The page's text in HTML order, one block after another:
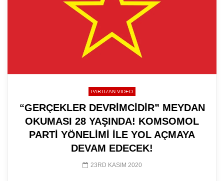
PARTIZAN VIDEO
“GERÇEKLER DEVRİMCİDİR” MEYDAN
OKUMASI 28 YAŞINDA! KOMSOMOL
PARTİ YÖNELİMİ İLE YOL AÇMAYA
DEVAM EDECEK!
23RD KASIM 2020